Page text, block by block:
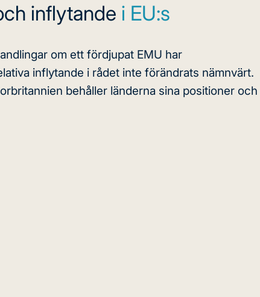
inflytande i EU:s
om ett fördjupat EMU har
inflytande i rådet inte förändrats nämnvärt.
behåller länderna sina positioner och